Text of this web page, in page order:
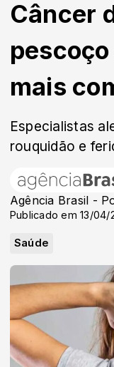
Câncer
mais
Especialistas
rouquidão e
Agência Brasil -
Publicado em 13/04/
Saúde